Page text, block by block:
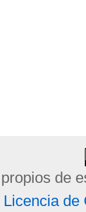
de
Licencia de